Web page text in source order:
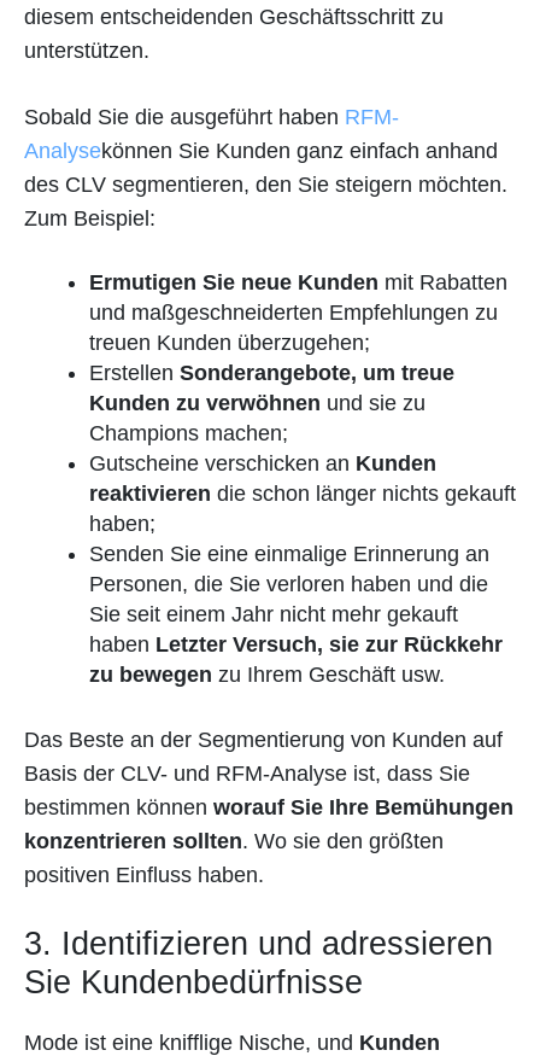
diesem entscheidenden Geschäftsschritt zu
unterstützen.
Sobald Sie die ausgeführt haben RFM-
Analysekönnen Sie Kunden ganz einfach anhand
des CLV segmentieren, den Sie steigern möchten.
Zum Beispiel:
Ermutigen Sie neue Kunden mit Rabatten
und maßgeschneiderten Empfehlungen zu
treuen Kunden überzugehen;
Erstellen Sonderangebote, um treue
Kunden zu verwöhnen und sie zu
Champions machen;
Gutscheine verschicken an Kunden
reaktivieren die schon länger nichts gekauft
haben;
Senden Sie eine einmalige Erinnerung an
Personen, die Sie verloren haben und die
Sie seit einem Jahr nicht mehr gekauft
haben Letzter Versuch, sie zur Rückkehr
zu bewegen zu Ihrem Geschäft usw.
Das Beste an der Segmentierung von Kunden auf
Basis der CLV- und RFM-Analyse ist, dass Sie
bestimmen können worauf Sie Ihre Bemühungen
konzentrieren sollten. Wo sie den größten
positiven Einfluss haben.
3. Identifizieren und adressieren
Sie Kundenbedürfnisse
Mode ist eine knifflige Nische, und Kunden